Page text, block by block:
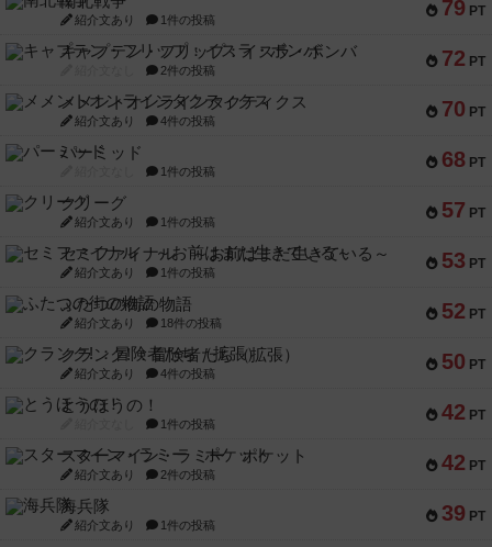
79 PT
紹介文あり 1件の投稿
72 PT
キャプテン・フリップ：イスラ・ボンバ
2件の投稿
70 PT
メメントオンラインタクティクス
紹介文あり 4件の投稿
68 PT
パーミッド
1件の投稿
57 PT
クリーグ
紹介文あり 1件の投稿
53 PT
セミファイナル ～お前はまだ生きている～
紹介文あり 1件の投稿
52 PT
ふたつの街の物語
紹介文あり 18件の投稿
50 PT
クランク! ：冒険者たち（拡張）
紹介文あり 4件の投稿
42 PT
とうほうの！
1件の投稿
42 PT
スターマイン・ラミー ポケット
紹介文あり 2件の投稿
39 PT
海兵隊
紹介文あり 1件の投稿